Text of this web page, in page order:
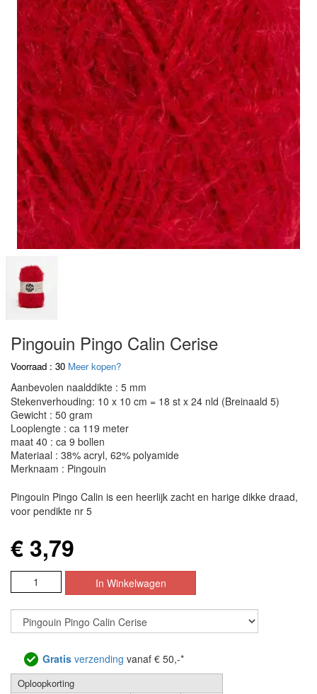
Pingouin Pingo Calin Cerise
Voorraad : 30 Meer kopen?
Aanbevolen naalddikte : 5 mm
Stekenverhouding: 10 x 10 cm = 18 st x 24 nld (Breinaald 5)
Gewicht : 50 gram
Looplengte : ca 119 meter
maat 40 : ca 9 bollen
Materiaal : 38% acryl, 62% polyamide
Merknaam : Pingouin
Pingouin Pingo Calin is een heerlijk zacht en harige dikke draad,
voor pendikte nr 5
€ 3,79
Gratis verzending vanaf € 50,-*
Oploopkorting